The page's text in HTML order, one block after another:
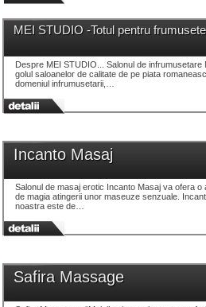
MEI STUDIO -Totul pentru
Despre MEI STUDIO... Salonul de
golul saloanelor de calitate de pe piata
domeniul infrumusetarii,…
Incanto Masaj
Salonul de masaj erotic Incanto Masaj va ofera
de magia atingerii unor maseuze senzuale.
noastra este de…
Safira Massage